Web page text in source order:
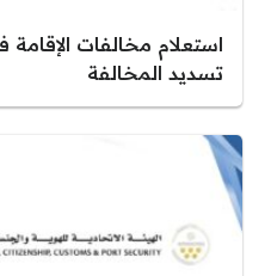
استعلام مخالفات الإقامة
تسديد المخالفة